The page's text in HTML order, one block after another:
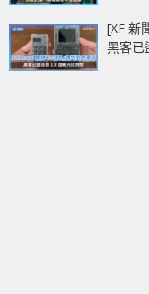
[XF 新
黑客已